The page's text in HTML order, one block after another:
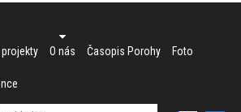
projekty O nás Časopis Porohy Foto